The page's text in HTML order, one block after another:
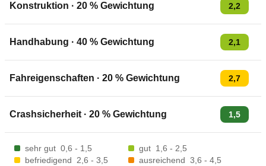
Konstruktion · 20 % Gewichtung 2,2
Handhabung · 40 % Gewichtung 2,1
Fahreigenschaften · 20 % Gewichtung 2,7
Crashsicherheit · 20 % Gewichtung 1,5
sehr gut 0,6 - 1,5 gut 1,6 - 2,5
befriedigend
2,6 - 3,5 ausreichend 3,6 - 4,5